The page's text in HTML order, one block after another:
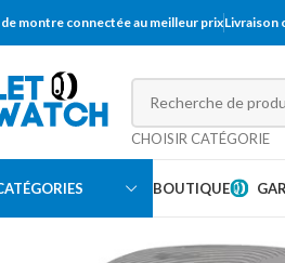
montre connectée au meilleur prixLivraison
CHOISIR CATÉGORIE
BOUTIQUE